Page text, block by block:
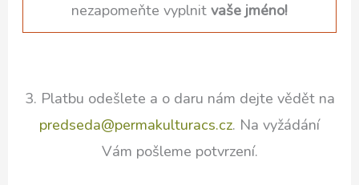
nezapomeňte vyplnit vaše jméno!
3. Platbu odešlete a o daru nám dejte vědět na
predseda@permakulturacs.cz. Na vyžádání
Vám pošleme potvrzení.